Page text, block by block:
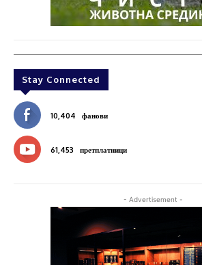
Stay Connected
10,404 фанови
61,453 претплатници
- Advertisement -